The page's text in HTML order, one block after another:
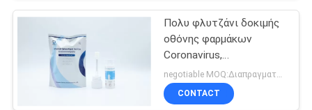
Πολυ φλυτζάνι δοκιμής
οθόνης φαρμάκων
Coronavirus,
πιστοποιητικό CE
εξαρτήσεων συλλογής
σαλίου
CONTACT